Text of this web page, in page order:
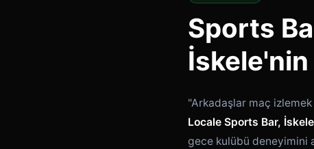
Sports
İskele'nin
"Arkadaşlar maç
Locale Sports Bar, İskele
gece kulübü deneyimini